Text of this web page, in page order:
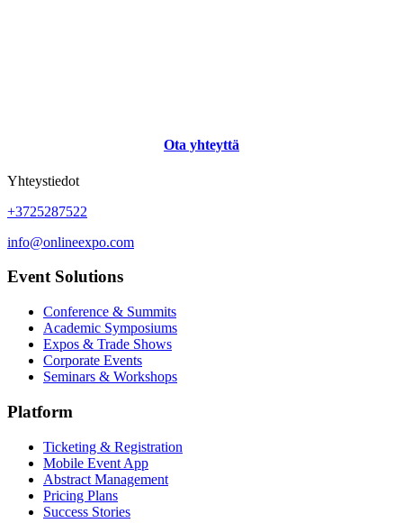
Ota yhteyttä
Yhteystiedot
+3725287522
info@onlineexpo.com
Event Solutions
Conference & Summits
Academic Symposiums
Expos & Trade Shows
Corporate Events
Seminars & Workshops
Platform
Ticketing & Registration
Mobile Event App
Abstract Management
Pricing Plans
Success Stories